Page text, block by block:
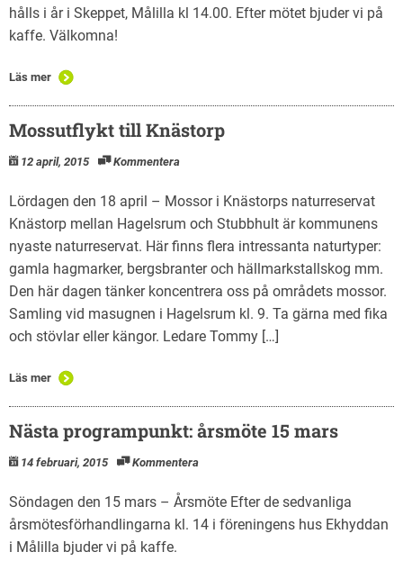
hålls i år i Skeppet, Målilla kl 14.00. Efter mötet bjuder vi på
kaffe. Välkomna!
Läs mer
Mossutflykt till Knästorp
12 april, 2015 Kommentera
Lördagen den 18 april – Mossor i Knästorps naturreservat
Knästorp mellan Hagelsrum och Stubbhult är kommunens
nyaste naturreservat. Här finns flera intressanta naturtyper:
gamla hagmarker, bergsbranter och hällmarkstallskog mm.
Den här dagen tänker koncentrera oss på områdets mossor.
Samling vid masugnen i Hagelsrum kl. 9. Ta gärna med fika
och stövlar eller kängor. Ledare Tommy […]
Läs mer
Nästa programpunkt: årsmöte 15 mars
14 februari, 2015 Kommentera
Söndagen den 15 mars – Årsmöte Efter de sedvanliga
årsmötesförhandlingarna kl. 14 i föreningens hus Ekhyddan
i Målilla bjuder vi på kaffe.